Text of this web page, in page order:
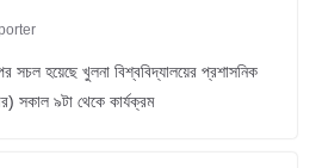
সচল হয়েছে খুলনা বিশ্ববিদ্যালয়ের প্রশাসনিক
সকাল ৯টা থেকে কার্যক্রম